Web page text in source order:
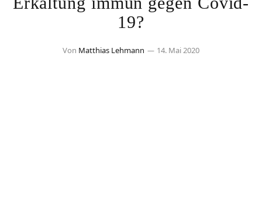
19?
Von Matthias Lehmann 14. Mai 2020